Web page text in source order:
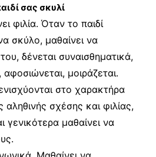
σας σκυλί
φιλία. Όταν το παιδί
σκύλο, μαθαίνει να
δένεται συναισθηματικά,
αφοσιώνεται, μοιράζεται.
στο χαρακτήρα
αληθινής σχέσης και φιλίας,
γενικότερα μαθαίνει να